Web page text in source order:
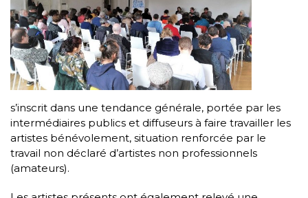
s’inscrit dans une tendance générale, portée par les
intermédiaires publics et diffuseurs à faire travailler les
artistes bénévolement, situation renforcée par le
travail non déclaré d’artistes non professionnels
(amateurs).